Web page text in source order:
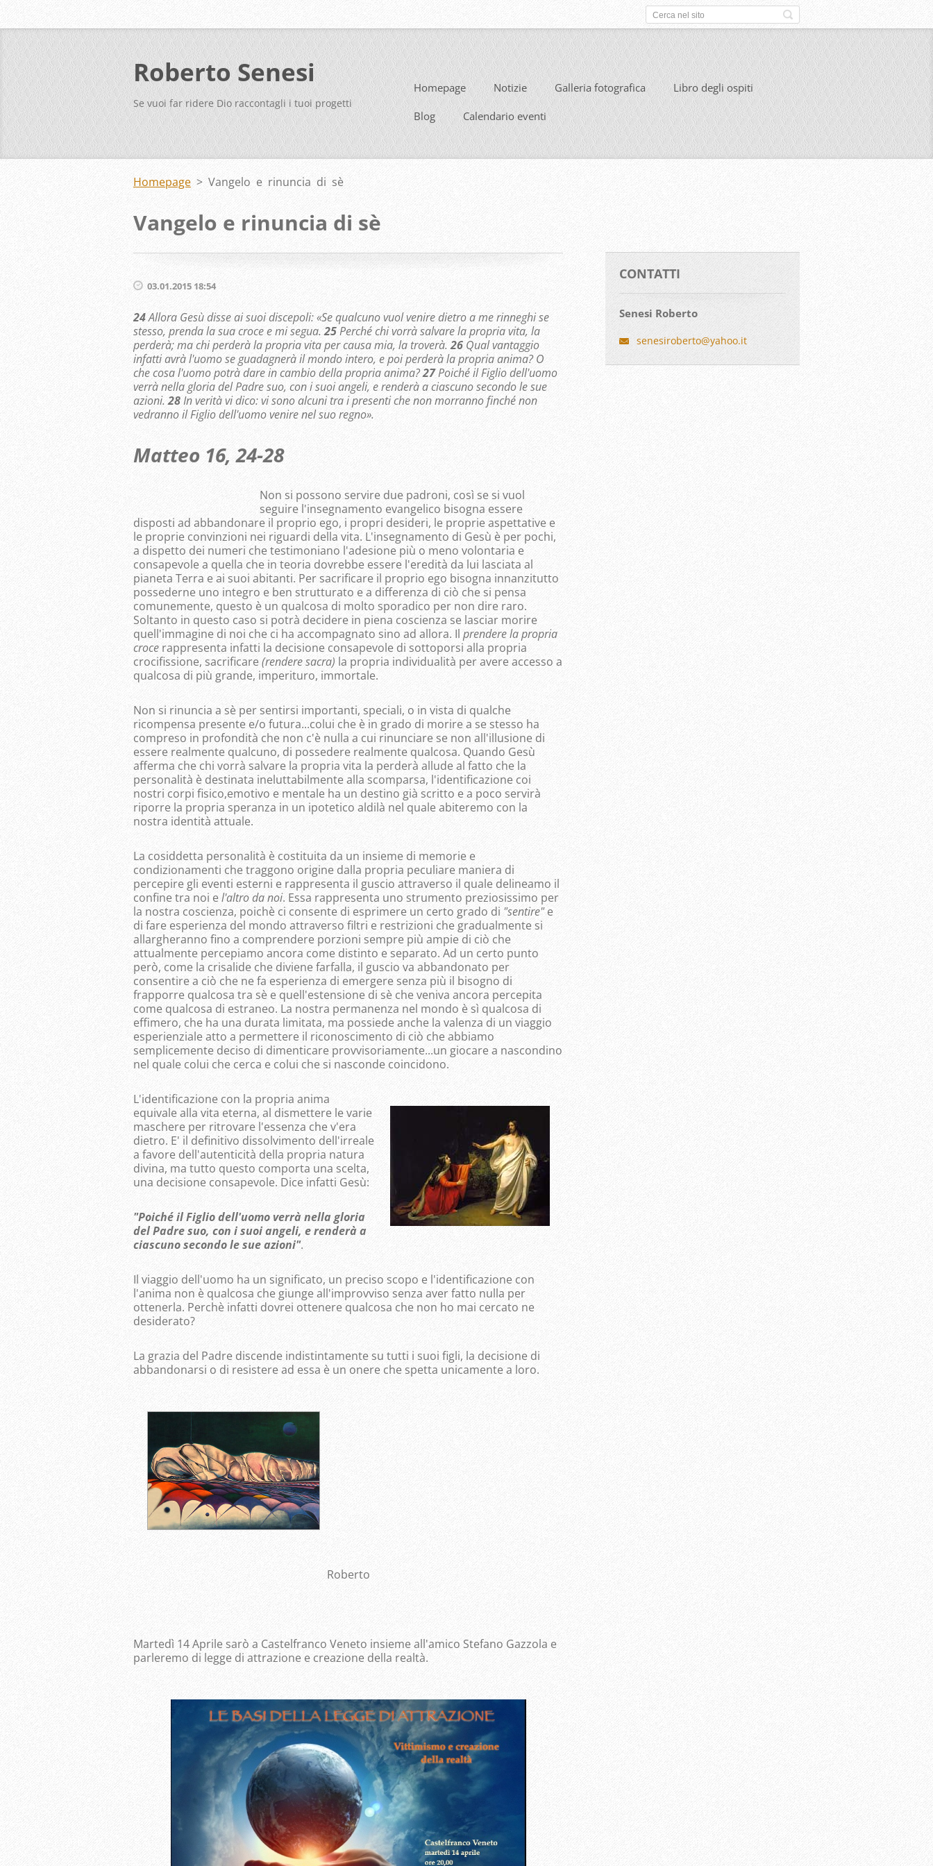
Roberto Senesi
Se vuoi far ridere Dio raccontagli i tuoi progetti
Homepage Notizie Galleria fotografica Libro degli ospiti
Blog Calendario eventi
Homepage > Vangelo e rinuncia di sè
Vangelo e rinuncia di sè
03.01.2015 18:54
24Allora Gesù disse ai suoi discepoli: «Se qualcuno vuol venire dietro a me rinneghi se
stesso, prenda la sua croce e mi segua.25Perché chi vorrà salvare la propria vita, la
perderà; ma chi perderà la propria vita per causa mia, la troverà.26 Qual vantaggio
infatti avrà l'uomo se guadagnerà il mondo intero, e poi perderà la propria anima? O
che cosa l'uomo potrà dare in cambio della propria anima?27Poiché il Figlio dell'uomo
verrà nella gloria del Padre suo, con i suoi angeli, e renderà a ciascuno secondo le sue
azioni.28In verità vi dico: vi sono alcuni tra i presenti che non morranno finché non
vedranno il Figlio dell'uomo venire nel suo regno».
Matteo 16, 24-28
Non si possono servire due padroni, così se si vuol
seguire l'insegnamento evangelico bisogna essere
disposti ad abbandonare il proprio ego, i propri desideri, le proprie aspettative e
le proprie convinzioni nei riguardi della vita. L'insegnamento di Gesù è per pochi,
a dispetto dei numeri che testimoniano l'adesione più o meno volontaria e
consapevole a quella che in teoria dovrebbe essere l'eredità da lui lasciata al
pianeta Terra e ai suoi abitanti. Per sacrificare il proprio ego bisogna innanzitutto
possederne uno integro e ben strutturato e a differenza di ciò che si pensa
comunemente, questo è un qualcosa di molto sporadico per non dire raro.
Soltanto in questo caso si potrà decidere in piena coscienza se lasciar morire
quell'immagine di noi che ci ha accompagnato sino ad allora. Il prendere la propria
croce rappresenta infatti la decisione consapevole di sottoporsi alla propria
crocifissione, sacrificare (rendere sacra) la propria individualità per avere accesso a
qualcosa di più grande, imperituro, immortale.
Non si rinuncia a sè per sentirsi importanti, speciali, o in vista di qualche
ricompensa presente e/o futura...colui che è in grado di morire a se stesso ha
compreso in profondità che non c'è nulla a cui rinunciare se non all'illusione di
essere realmente qualcuno, di possedere realmente qualcosa. Quando Gesù
afferma che chi vorrà salvare la propria vita la perderà allude al fatto che la
personalità è destinata ineluttabilmente alla scomparsa, l'identificazione coi
nostri corpi fisico,emotivo e mentale ha un destino già scritto e a poco servirà
riporre la propria speranza in un ipotetico aldilà nel quale abiteremo con la
nostra identità attuale.
La cosiddetta personalità è costituita da un insieme di memorie e
condizionamenti che traggono origine dalla propria peculiare maniera di
percepire gli eventi esterni e rappresenta il guscio attraverso il quale delineamo il
confine tra noi el'altro da noi. Essa rappresenta uno strumento preziosissimo per
la nostra coscienza, poichè ci consente di esprimere un certo grado di "sentire"e
di fare esperienza del mondo attraverso filtri e restrizioni che gradualmente si
allargheranno fino a comprendere porzioni sempre più ampie di ciò che
attualmente percepiamo ancora come distinto e separato. Ad un certo punto
però, come la crisalide che diviene farfalla, il guscio va abbandonato per
consentire a ciò che ne fa esperienza di emergere senza più il bisogno di
frapporre qualcosa tra sè e quell'estensione di sè che veniva ancora percepita
come qualcosa di estraneo. La nostra permanenza nel mondo è sì qualcosa di
effimero, che ha una durata limitata, ma possiede anche la valenza di un viaggio
esperienziale atto a permettere il riconoscimento di ciò che abbiamo
semplicemente deciso di dimenticare provvisoriamente...un giocare a nascondino
nel quale colui che cerca e colui che si nasconde coincidono.
L'identificazione con la propria anima
equivale alla vita eterna, al dismettere le varie
maschere per ritrovare l'essenza che v'era
dietro. E' il definitivo dissolvimento dell'irreale
a favore dell'autenticità della propria natura
divina, ma tutto questo comporta una scelta,
una decisione consapevole. Dice infatti Gesù:
"Poiché il Figlio dell'uomo verrà nella gloria
del Padre suo, con i suoi angeli, e renderà a
ciascuno secondo le sue azioni".
Il viaggio dell'uomo ha un significato, un preciso scopo e l'identificazione con
l'anima non è qualcosa che giunge all'improvviso senza aver fatto nulla per
ottenerla. Perchè infatti dovrei ottenere qualcosa che non ho mai cercato ne
desiderato?
La grazia del Padre discende indistintamente su tutti i suoi figli, la decisione di
abbandonarsi o di resistere ad essa è un onere che spetta unicamente a loro.
Roberto
Martedì 14 Aprile sarò a Castelfranco Veneto insieme all'amico Stefano Gazzola e
parleremo di legge di attrazione e creazione della realtà.
CONTATTI
Senesi Roberto
senesiroberto@yahoo.it